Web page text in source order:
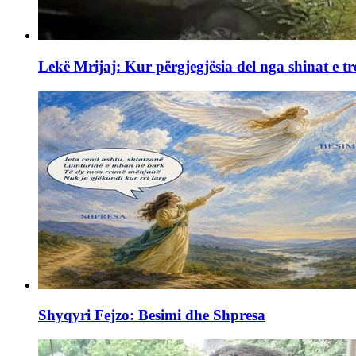
Lekë Mrijaj: Kur përgjegjësia del nga shinat e
Shyqyri Fejzo: Besimi dhe Shpresa